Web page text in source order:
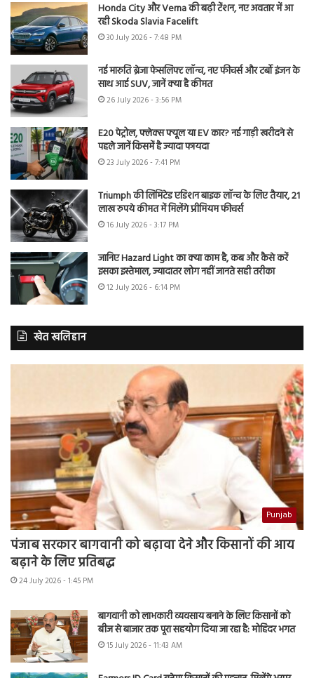
Honda City और Verna की बढ़ी टेंशन, नए अवतार में आ
रही Skoda Slavia Facelift
30 July 2026 - 7:48 PM
नई मारुति ब्रेजा फेसलिफ्ट लॉन्च, नए फीचर्स और टर्बो इंजन के
साथ आई SUV, जानें क्या है कीमत
26 July 2026 - 3:56 PM
E20 पेट्रोल, फ्लेक्स फ्यूल या EV कार? नई गाड़ी खरीदने से
पहले जानें किसमें है ज्यादा फायदा
23 July 2026 - 7:41 PM
Triumph की लिमिटेड एडिशन बाइक लॉन्च के लिए तैयार, 21
लाख रुपये कीमत में मिलेंगे प्रीमियम फीचर्स
16 July 2026 - 3:17 PM
जानिए Hazard Light का क्या काम है, कब और कैसे करें
इसका इस्तेमाल, ज्यादातर लोग नहीं जानते सही तरीका
12 July 2026 - 6:14 PM
खेत खलिहान
Punjab
पंजाब सरकार बागवानी को बढ़ावा देने और किसानों की आय
बढ़ाने के लिए प्रतिबद्ध
24 July 2026 - 1:45 PM
बागवानी को लाभकारी व्यवसाय बनाने के लिए किसानों को
बीज से बाजार तक पूरा सहयोग दिया जा रहा है: मोहिंदर भगत
15 July 2026 - 11:43 AM